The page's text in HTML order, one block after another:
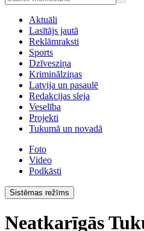
Aktuāli
Lasītājs jautā
Reklāmraksti
Sports
Dzīvesziņa
Kriminālziņas
Latvija un pasaulē
Redakcijas sleja
Veselība
Projekti
Tukumā un novadā
Foto
Video
Podkāsti
Sistēmas režīms
Neatkarīgās